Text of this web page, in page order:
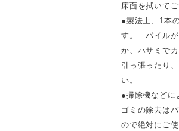
床面を拭いて
●製法上、1本
す。 パイルが
か、ハサミで
引っ張ったり
い。
●掃除機などに
ゴミの除去は
ので絶対にご